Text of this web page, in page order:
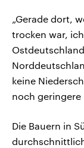
„Gerade dort,
trocken war,
keine
noch geringere
Die Bauern in